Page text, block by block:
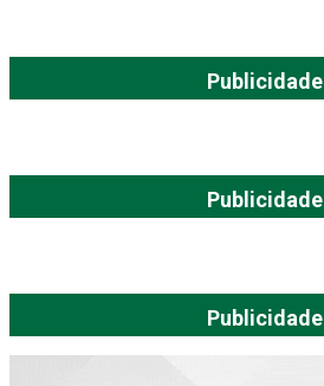
Publicidade
Publicidade
Publicidade